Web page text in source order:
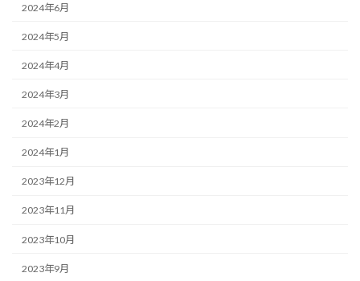
2024年6月
2024年5月
2024年4月
2024年3月
2024年2月
2024年1月
2023年12月
2023年11月
2023年10月
2023年9月